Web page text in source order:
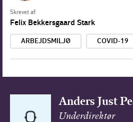
Skrevet af:
Felix Bekkersgaard Stark
ARBEJDSMILJØ COVID-19
Anders Just
Underdirektør